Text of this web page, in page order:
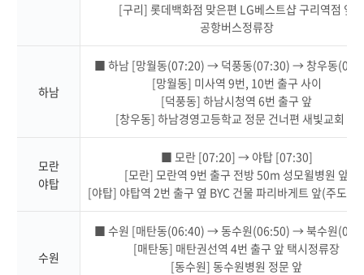
[구리] 롯데백화점 맞은편 LG베스트샵 구리역점 앞
공항버스정류장
하남
■ 하남 [망월동(07:20) → 덕풍동(07:30) → 창우동
[망월동] 미사역 9번, 10번 출구 사이
[덕풍동] 하남시청역 6번 출구 앞
[창우동] 하남경영고등학교 정문 건너편 새빛교회 앞
모란
야탑
■ 모란 [07:20] → 야탑 [07:30]
[모란] 모란역 9번 출구 전방 50m 성모윌병원 앞
[야탑] 야탑역 2번 출구 옆 BYC 건물 파리바게트 앞(주도로
수원
■ 수원 [매탄동(06:40) → 동수원(06:50) → 북수원
[매탄동] 매탄권선역 4번 출구 앞 택시정류장
[동수원] 동수원병원 정문 앞